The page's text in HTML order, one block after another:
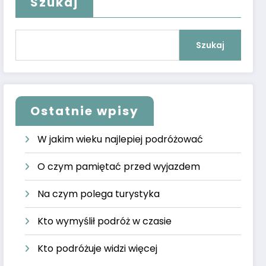
Szukaj
Ostatnie wpisy
W jakim wieku najlepiej podróżować
O czym pamiętać przed wyjazdem
Na czym polega turystyka
Kto wymyślił podróż w czasie
Kto podróżuje widzi więcej